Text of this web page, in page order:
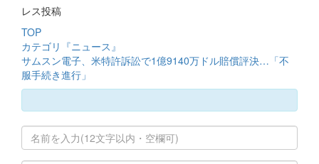
レス投稿
TOP
カテゴリ『ニュース』
サムスン電子、米特許訴訟で1億9140万ドル賠償評決…「不
服手続き進行」